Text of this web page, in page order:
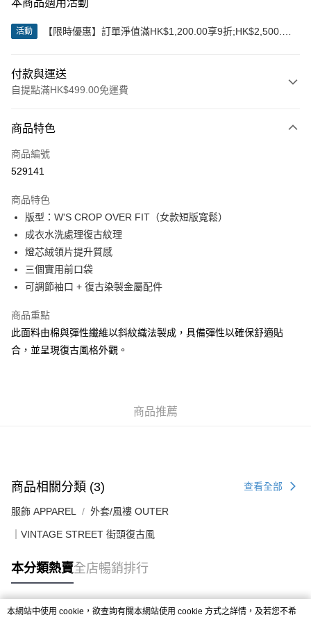
本商品適用活動
活動
【限時優惠】訂單淨值滿HK$1,200.00享9折;HK$2,500.00
付款與運送
自提點滿HK$499.00免運費
信用卡
Apple Pay
AlipayHK
WeChat Pay
送貨方式
每筆HK$50.00，滿HK$499.00或以上免運費
付款後順豐合作便利店
每筆HK$50.00，滿HK$499.00或以上免運費
商品特色
商品編號
529141
商品特色
版型：W'S CROP OVER FIT（女款短版寬鬆）
成衣水洗處理復古紋理
燈芯絨領片提升質感
三個實用前口袋
可調節袖口 + 復古染製金屬配件
商品重點
此面料由棉與彈性纖維以斜紋織法製成，具備彈性以確保舒適貼
合，並呈現復古風格外觀。
商品推薦
商品相關分類 (3) 查看全部
服飾 APPAREL 外套/風褸 OUTER
｜VINTAGE STREET 街頭復古風
本分類熱賣全店暢銷排行
本網站中使用 cookie，欲查詢有關本網站使用 cookie 方式之詳情，及若您不希